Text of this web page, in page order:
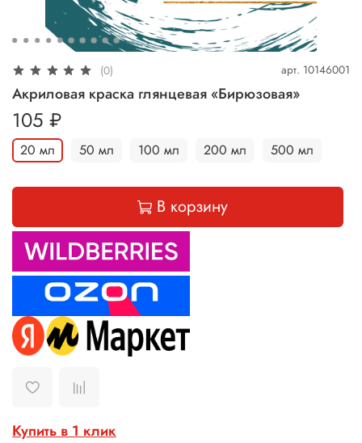
(0) арт. 10146001
Акриловая краска глянцевая «Бирюзовая»
105 ₽
20 мл 50 мл 100 мл 200 мл 500 мл
В корзину
Купить в 1 клик